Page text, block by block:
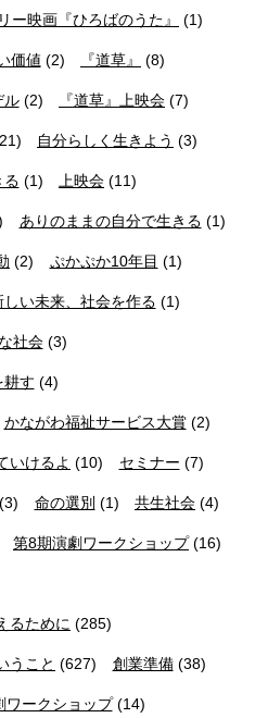
ー映画『ひろばのうた』 (1)
価値 (2) 『道草』 (8)
ル(2) 『道草』上映会 (7)
自分らしく生きよう (3)
る (1) 上映会 (11)
ありのままの自分で生きる (1)
(2) ぷかぷか10年目 (1)
しい未来、社会を作る (1)
社会(3)
耕す (4)
かながわ福祉サービス大賞(2)
いけるよ (10) セミナー (7)
(3) 命の選別 (1) 共生社会 (4)
第8期演劇ワークショップ(16)
るために (285)
うこと (627) 創業準備(38)
ワークショップ(14)